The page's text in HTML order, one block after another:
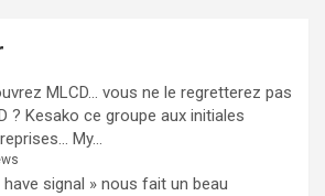
MLCD… vous ne le regretterez pas
? Kesako ce groupe aux initiales
My...
have signal » nous fait un beau